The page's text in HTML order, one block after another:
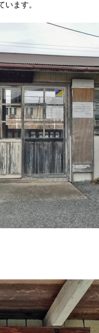
います。